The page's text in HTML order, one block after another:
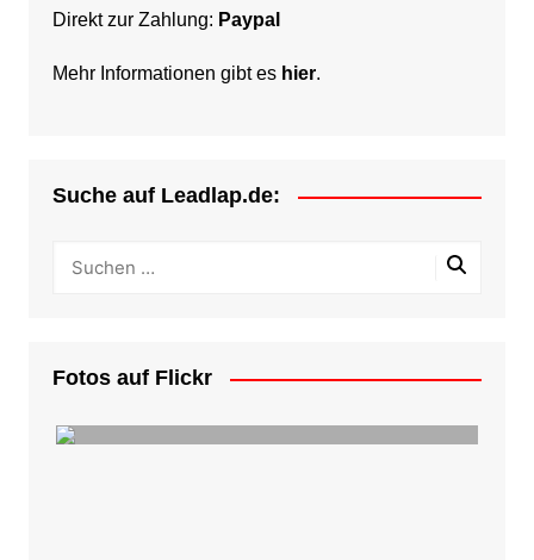
Direkt zur Zahlung: Paypal
Mehr Informationen gibt es hier.
Suche auf Leadlap.de:
Fotos auf Flickr